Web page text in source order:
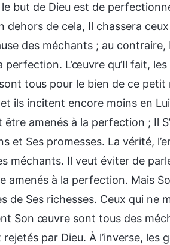
but de Dieu est de
dehors de cela, Il chassera
des méchants ; au
perfection. L’œuvre qu’Il fait,
tous pour le bien de ce petit
ils incitent encore moins en
amenés à la perfection ; Il
et Ses promesses. La vérité,
méchants. Il veut éviter de
amenés à la perfection. Mais
de Ses richesses. Ceux qui ne
Son œuvre sont tous des
par Dieu. À l’inverse,